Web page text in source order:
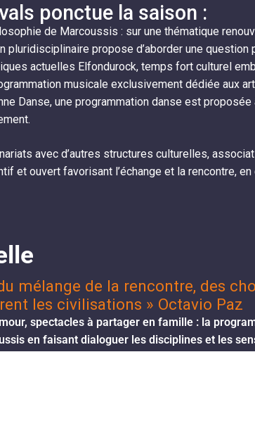
ponctue la saison :
de Marcoussis : sur une thématique
pluridisciplinaire propose d’aborder une question
actuelles Elfondurock, temps fort culturel
musicale exclusivement dédiée aux
Danse, une programmation danse est
avec d’autres structures culturelles,
et ouvert favorisant l’échange et la rencontre,
mélange de la rencontre, des
les civilisations » Octavio Paz
spectacles à partager en famille : la
en faisant dialoguer les disciplines et les